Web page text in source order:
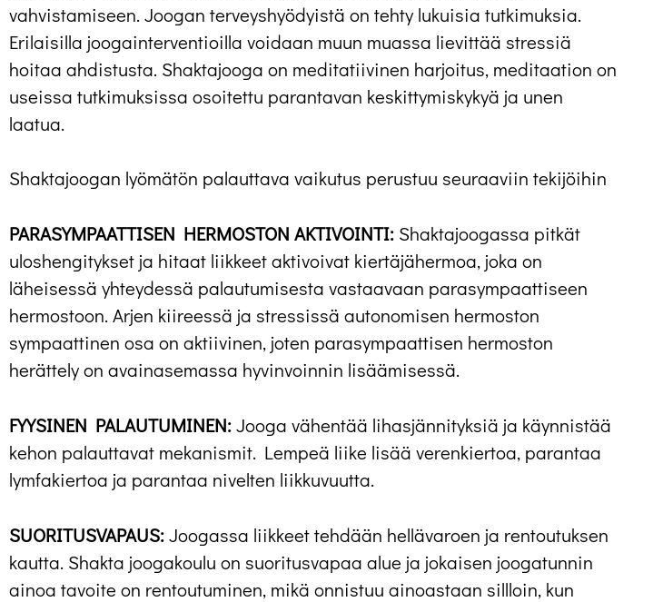
vahvistamiseen. Joogan terveyshyödyistä on tehty lukuisia tutkimuksia.
Erilaisilla joogainterventioilla voidaan muun muassa lievittää stressiä
hoitaa ahdistusta. Shaktajooga on meditatiivinen harjoitus, meditaation on
useissa tutkimuksissa osoitettu parantavan keskittymiskykyä ja unen
laatua.
Shaktajoogan lyömätön palauttava vaikutus perustuu seuraaviin tekijöihin
PARASYMPAATTISEN HERMOSTON AKTIVOINTI: Shaktajoogassa pitkät
uloshengitykset ja hitaat liikkeet aktivoivat kiertäjähermoa, joka on
läheisessä yhteydessä palautumisesta vastaavaan parasympaattiseen
hermostoon. Arjen kiireessä ja stressissä autonomisen hermoston
sympaattinen osa on aktiivinen, joten parasympaattisen hermoston
herättely on avainasemassa hyvinvoinnin lisäämisessä.
FYYSINEN PALAUTUMINEN:Jooga vähentää lihasjännityksiä ja käynnistää
kehon palauttavat mekanismit. Lempeä liike lisää verenkiertoa, parantaa
lymfakiertoa ja parantaa nivelten liikkuvuutta.
SUORITUSVAPAUS:Joogassa liikkeet tehdään hellävaroen ja rentoutuksen
kautta. Shakta joogakoulu on suoritusvapaa alue ja jokaisen joogatunnin
ainoa tavoite on rentoutuminen, mikä onnistuu ainoastaan sillloin, kun